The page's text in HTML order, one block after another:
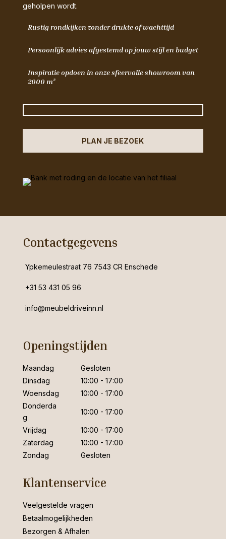
geholpen wordt.
Rustig rondkijken zonder drukte of wachttijd
Persoonlijk advies afgestemd op jouw stijl en budget
Inspiratie opdoen in onze sfeervolle showroom van
2000 m²
PLAN JE BEZOEK
Contactgegevens
Ypkemeulestraat 76 7543 CR Enschede
+31 53 431 05 96
info@meubeldriveinn.nl
Openingstijden
Maandag
Gesloten
Dinsdag
10:00 - 17:00
Woensdag
10:00 - 17:00
Donderda
g
10:00 - 17:00
Vrijdag
10:00 - 17:00
Zaterdag
10:00 - 17:00
Zondag
Gesloten
Klantenservice
Veelgestelde vragen
Betaalmogelijkheden
Bezorgen & Afhalen